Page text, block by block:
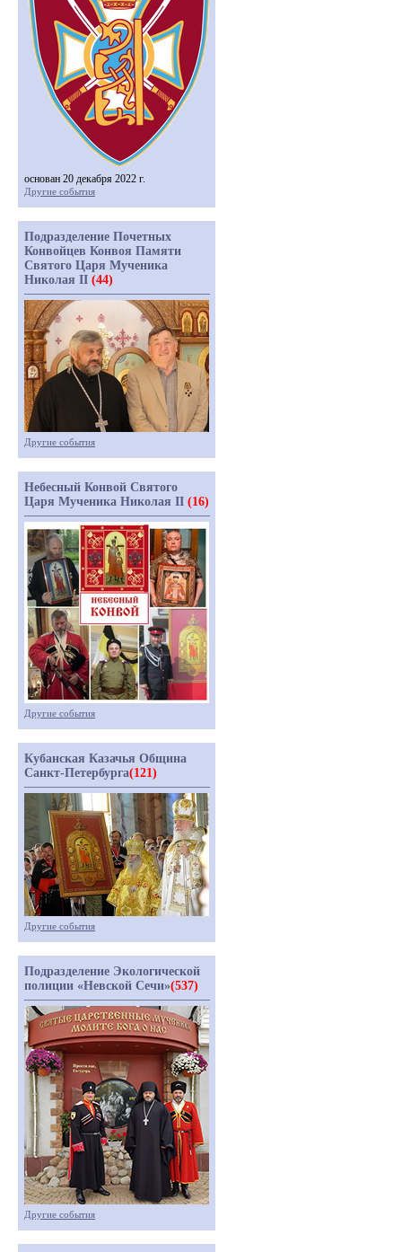
основан 20 декабря 2022 г.
Другие события
Подразделение Почетных
Конвойцев Конвоя Памяти
Святого Царя Мученика
Николая II (44)
Другие события
Небесный Конвой Святого
Царя Мученика Николая II (16)
Другие события
Кубанская Казачья Община
Санкт-Петербурга(121)
Другие события
Подразделение Экологической
полиции «Невской Сечи»(537)
Другие события